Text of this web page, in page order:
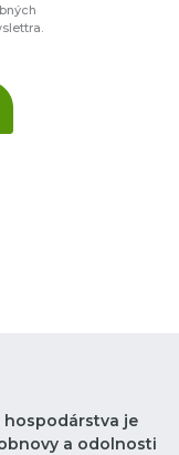
je
a odolnosti